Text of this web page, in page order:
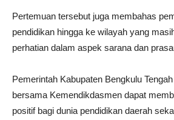
Pertemuan tersebut juga membahas
pendidikan hingga ke wilayah yang
perhatian dalam aspek sarana dan
Pemerintah Kabupaten Bengkulu
bersama Kemendikdasmen dapat
positif bagi dunia pendidikan daerah